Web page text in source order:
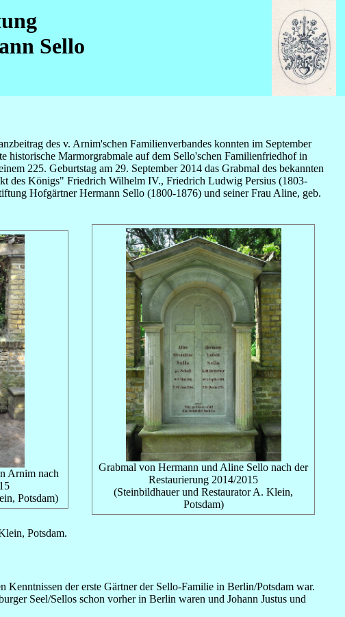
Sello
des v. Arnim'schen Familienverbandes konnten im September
historische Marmorgrabmale auf dem Sello'schen Familienfriedhof in
225. Geburtstag am 29. September 2014 das Grabmal des bekannten
des Königs" Friedrich Wilhelm IV., Friedrich Ludwig Persius (1803-
Hofgärtner Hermann Sello (1800-1876) und seiner Frau Aline, geb.
Arnim nach
Potsdam)
Grabmal von Hermann und Aline Sello nach der
Restaurierung 2014/2015
(Steinbildhauer und Restaurator A. Klein,
Potsdam)
Potsdam.
Kenntnissen der erste Gärtner der Sello-Familie in Berlin/Potsdam war.
Seel/Sellos schon vorher in Berlin waren und Johann Justus und